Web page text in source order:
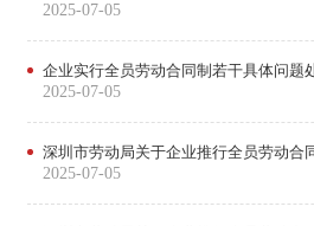
2025-07-05
企业实行全员劳动合同制若干具体问题
2025-07-05
深圳市劳动局关于企业推行全员劳动合
2025-07-05